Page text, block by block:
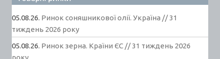
05.08.26. Ринок соняшникової олії. Україна // 31
тиждень 2026 року
05.08.26. Ринок зерна. Країни ЄС // 31 тиждень 2026